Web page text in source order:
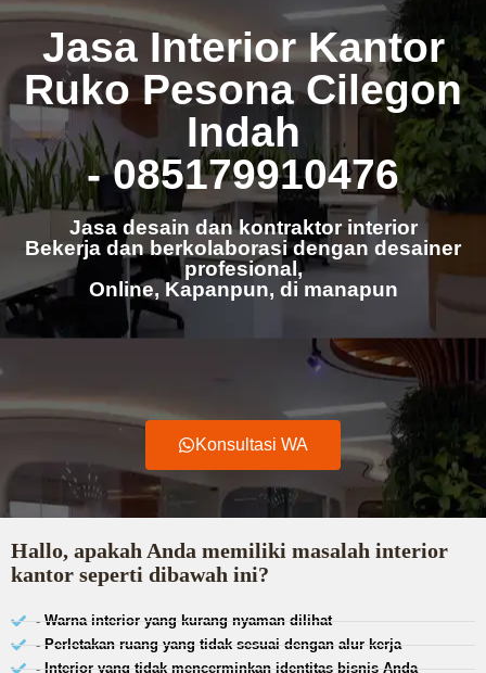
Jasa Interior Kantor
Ruko Pesona Cilegon
Indah
- 085179910476
Jasa desain dan kontraktor interior
Bekerja dan berkolaborasi dengan desainer
profesional,
Online, Kapanpun, di manapun
Konsultasi WA
Hallo, apakah Anda memiliki masalah interior
kantor seperti dibawah ini?
- Warna interior yang kurang nyaman dilihat
- Perletakan ruang yang tidak sesuai dengan alur kerja
- Interior yang tidak mencerminkan identitas bisnis Anda